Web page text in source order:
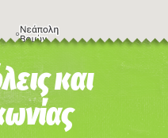
σε πνευματικά δικαιώματα Όροι
και